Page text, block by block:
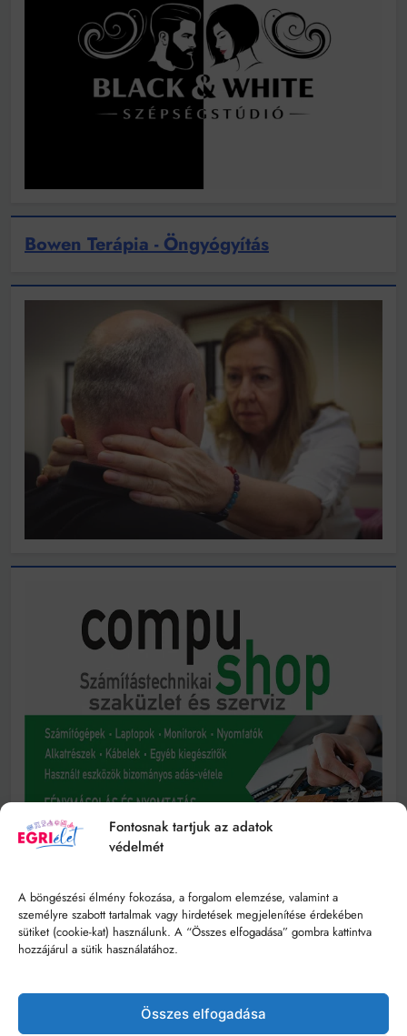
Fontosnak tartjuk az adatok
védelmét
A böngészési élmény fokozása, a forgalom elemzése, valamint a
személyre szabott tartalmak vagy hirdetések megjelenítése érdekében
sütiket (cookie-kat) használunk. A “Összes elfogadása” gombra kattintva
hozzájárul a sütik használatához.
Összes elfogadása
Bowen Terápia - Öngyógyítás